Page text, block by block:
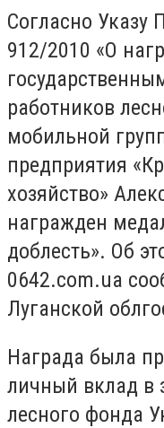
Согласно
912/2010 «О
работников
мобильной
предприятия
хозяйство»
награжден
доблесть». Об
0642.com.ua
Луганской
Награда была
личный вклад в
лесного фонда